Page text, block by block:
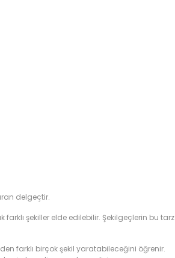
delgeçtir.
şekiller elde edilebilir. Şekilgeçlerin bu tarz
farklı birçok şekil yaratabileceğini öğrenir.